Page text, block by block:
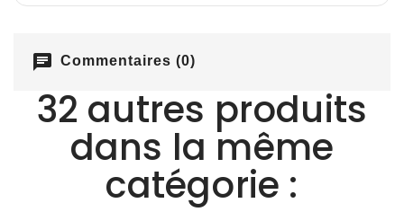
chat Commentaires (0)
32 autres produits
dans la même
catégorie :